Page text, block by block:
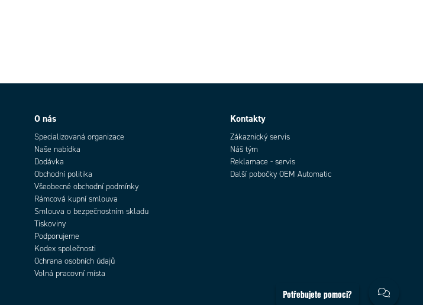
O nás
Specializovaná organizace
Naše nabídka
Dodávka
Obchodní politika
Všeobecné obchodní podmínky
Rámcová kupní smlouva
Smlouva o bezpečnostním skladu
Tiskoviny
Podporujeme
Kodex společnosti
Ochrana osobních údajů
Volná pracovní místa
Kontakty
Zákaznický servis
Náš tým
Reklamace - servis
Další pobočky OEM Automatic
Potřebujete pomoci?